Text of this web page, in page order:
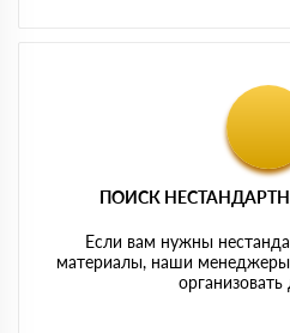
ПОИСК
Если вам нужны
материалы, наши
организовать